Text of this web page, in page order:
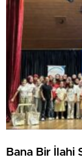
Bana Bir İlahi